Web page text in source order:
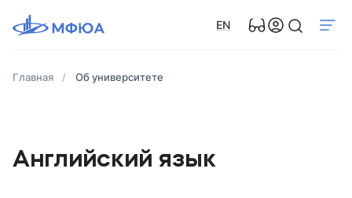
EN
Главная Об университете
Английский язык